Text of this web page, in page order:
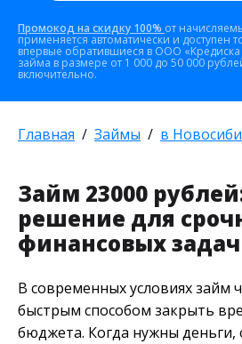
Промокод на скидку 100% от
применяется автоматически и доступен
впервые обратившиеся в ООО
займа в размере от 1 000 до 50 000
включительно.
Главная Займы в
Займ 23000
решение для
финансовых задач
В современных условиях займ
быстрым способом закрыть
бюджета. Когда нужны